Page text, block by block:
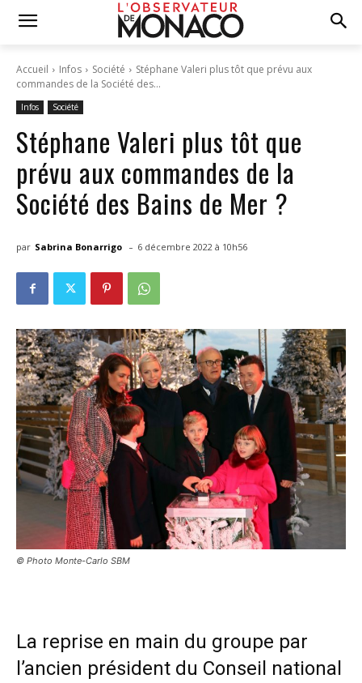
Accueil Infos Société
Stéphane Valeri plus tôt que prévu aux
commandes de la Société des...
Infos Société
Stéphane Valeri plus tôt que
prévu aux commandes de la
Société des Bains de Mer ?
par Sabrina Bonarrigo - 6 décembre 2022 à 10h56
© Photo Monte-Carlo SBM
La reprise en main du groupe par
l’ancien président du Conseil national